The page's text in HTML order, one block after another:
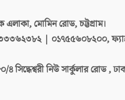
এলাকা, মোমিন রোড, চট্টগ্রাম।
| ০১৭৫৫৬০৮২০০,
সিদ্ধেশ্বরী নিউ সার্কুলার রোড ,